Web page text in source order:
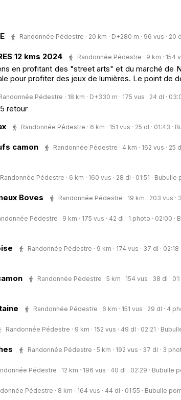
Randonnée Pédestre · 20 km · D+280 m · 96 vus · 20 dl
12 kms 2024 Randonnée Pédestre · 9 km · 154
en profitant des "street arts" et du marché de
pour profiter des jeux de lumières. Le point de
Pédestre · 18 km · D+330 m · 175 vus · 24 dl ·
retour
Randonnée Pédestre · 6 km · 151 vus · 25 dl · 01:43 ·
camon Randonnée Pédestre · 4 km · 162 vus · 25
Randonnée Pédestre · 6 km · 160 vus · 28 dl · 01:51 · Bubulle
Boves Randonnée Pédestre · 19 km · 203 vus ·
Pédestre · 9 km · 175 vus · 42 dl · 1 photo · 02:00 ·
Randonnée Pédestre · 9 km · 174 vus · 37 dl · 02:18 ·
Randonnée Pédestre · 5 km · 154 vus · 38 dl ·
Randonnée Pédestre · 6 km · 151 vus · 29 dl · 4
Randonnée Pédestre · 9 km · 152 vus · 49 dl · 02:21 ·
Randonnée Pédestre · 5 km · 192 vus · 37 dl · 3
Pédestre · 12 km · 196 vus · 40 dl · 02:29 · Bubulle
Pédestre · 8 km · 164 vus · 44 dl · 01:55 · Bubulle